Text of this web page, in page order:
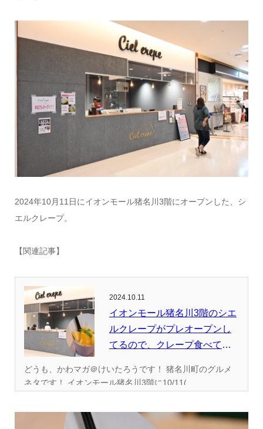
2024年10月11日にイオンモール猪名川3階にオープンした、シ
エルクレープ。
【関連記事】
2024.10.11
イオンモール猪名川3階のシエ
ルクレープがプレオープンし
てるので、クレープ食べてみ
どうも、かわマガ＠けいたろうです！ 猪名川町のグルメ
ネタです！ イオンモール猪名川3階に10/11(...